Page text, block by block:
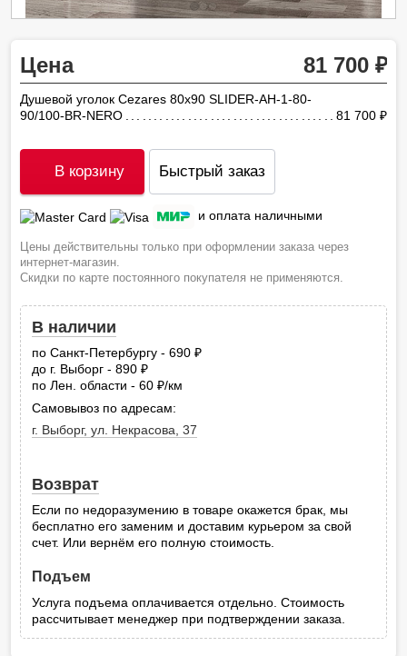
Цена 81 700
Душевой уголок Cezares 80х90 SLIDER-AH-1-80-
90/100-BR-NERO
81 700
В корзину Быстрый заказ
и оплата наличными
Цены действительны только при оформлении заказа через
интернет-магазин.
Скидки по карте постоянного покупателя не применяются.
В наличии
по Санкт-Петербургу - 690
до г. Выборг - 890
по Лен. области - 60
руб.
/км
Самовывоз по адресам:
г. Выборг, ул. Некрасова, 37
Возврат
Если по недоразумению в товаре окажется брак, мы
бесплатно его заменим и доставим курьером за свой
счет. Или вернём его полную стоимость.
Подъем
Услуга подъема оплачивается отдельно. Стоимость
рассчитывает менеджер при подтверждении заказа.